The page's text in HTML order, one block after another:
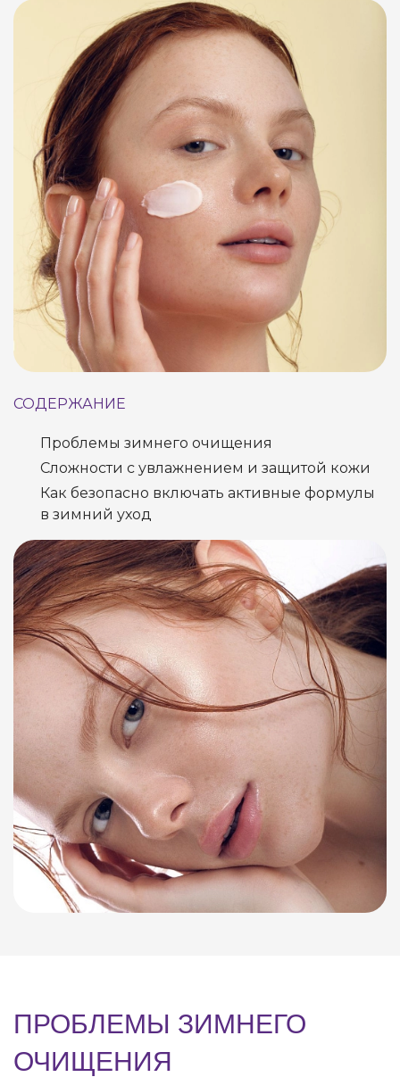
СОДЕРЖАНИЕ
Проблемы зимнего очищения
Сложности с увлажнением и защитой кожи
Как безопасно включать активные формулы
в зимний уход
ПРОБЛЕМЫ ЗИМНЕГО
ОЧИЩЕНИЯ